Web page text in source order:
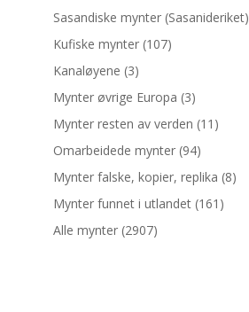
Sasandiske mynter (Sasanideriket)
Kufiske mynter (107)
Kanaløyene (3)
Mynter øvrige Europa (3)
Mynter resten av verden (11)
Omarbeidede mynter (94)
Mynter falske, kopier, replika (8)
Mynter funnet i utlandet (161)
Alle mynter (2907)